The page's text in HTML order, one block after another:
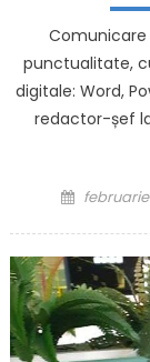
punctualitate,
digitale: Word,
redactor-șef
Posted on
februarie